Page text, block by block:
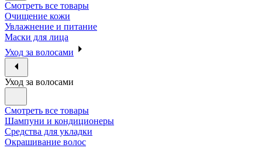
Смотреть все товары
Очищение кожи
Увлажнение и питание
Маски для лица
Уход за волосами
Уход за волосами
Смотреть все товары
Шампуни и кондиционеры
Средства для укладки
Окрашивание волос